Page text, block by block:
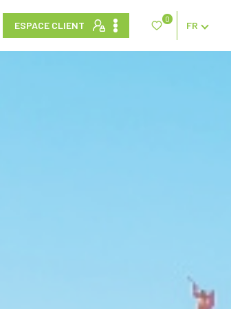
ESPACE CLIENT
0
FR